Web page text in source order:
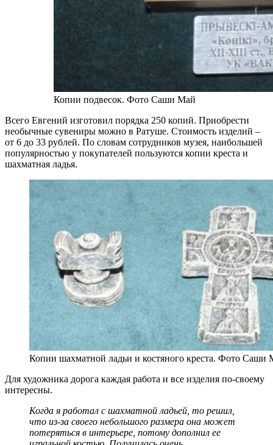
Копии подвесок. Фото Саши Май
Всего Евгений изготовил порядка 250 копий. Приобрести
необычные сувениры можно в Ратуше. Стоимость изделий –
от 6 до 33 рублей. По словам сотрудников музея, наибольшей
популярностью у покупателей пользуются копии креста и
шахматная ладья.
Копии шахматной ладьи и костяного креста. Фото Саши
Для художника дорога каждая работа и все изделия по-своему
интересны.
Когда я работал с шахматной ладьей, то решил,
что из-за своего небольшого размера она может
потеряться в интерьере, потому дополнил ее